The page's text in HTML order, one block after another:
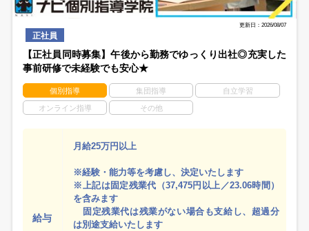
更新日：2026/08/07
正社員
【正社員同時募集】午後から勤務でゆっくり出社◎充実した
事前研修で未経験でも安心★
個別指導 集団指導 自立学習
オンライン指導 その他
給与
月給25万円以上
※経験・能力等を考慮し、決定いたします
※上記は固定残業代（37,475円以上／23.06時間）
を含みます
固定残業代は残業がない場合も支給し、超過分
は別途支給いたします